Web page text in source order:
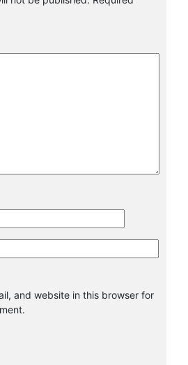
and website in this browser for